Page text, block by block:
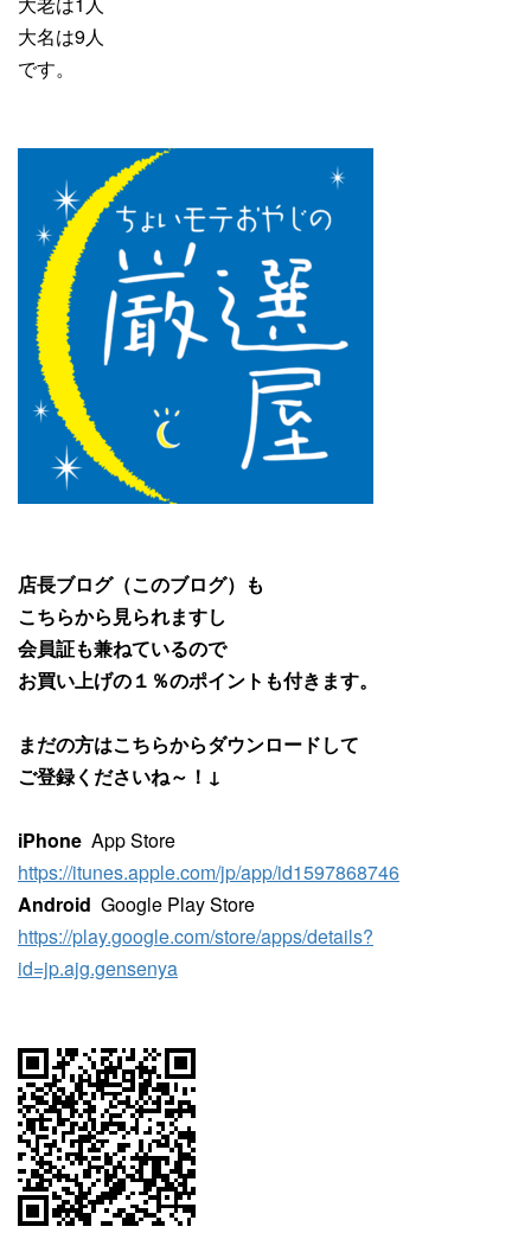
大名は9人
です。
店長ブログ（このブログ）も
こちらから見られますし
会員証も兼ねているので
お買い上げの１％のポイントも付きます。
まだの方はこちらからダウンロードして
ご登録くださいね～！↓
iPhone App Store
https://itunes.apple.com/jp/app/id1597868746
Android Google Play Store
https://play.google.com/store/apps/details?
id=jp.ajg.gensenya